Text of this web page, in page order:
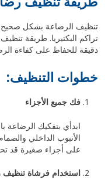
تنظيف الرضاعة بشكل
تراكم البكتيريا. طريقة
دقيقة للحفاظ على كفاءة
خطوات التنظيف:
فك جميع الأجزاء
ابدأي بتفكيك الرضاعة
الأنبوب الداخلي
على أجزاء صغيرة قد
استخدام فرشاة تنظيف